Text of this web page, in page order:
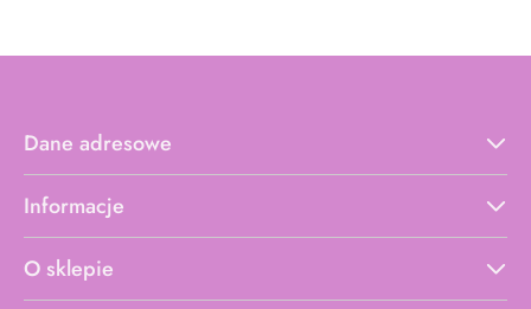
Dane adresowe
Informacje
O sklepie